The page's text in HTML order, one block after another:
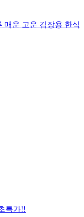
매운 고운 김장용 한식
특가!!